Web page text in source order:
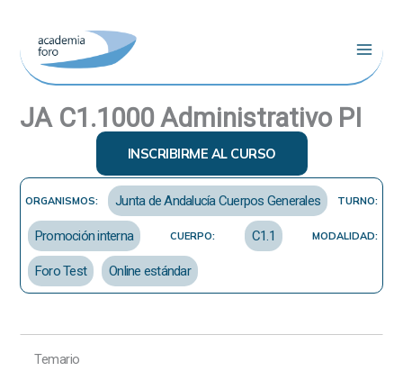
contenido
JA C1.1000 Administrativo PI
INSCRIBIRME AL CURSO
ORGANISMOS: Junta de Andalucía Cuerpos Generales TURNO:
Promoción interna CUERPO: C1.1 MODALIDAD:
Foro Test Online estándar
Temario